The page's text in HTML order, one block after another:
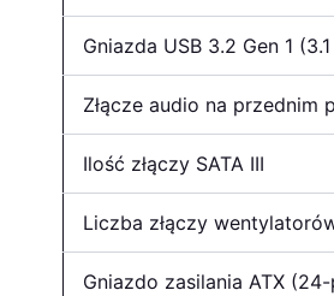
Gniazda USB 3.2 Gen 1 (3.1
Złącze audio na przednim
Ilość złączy SATA III
Liczba złączy
Gniazdo zasilania ATX (24-